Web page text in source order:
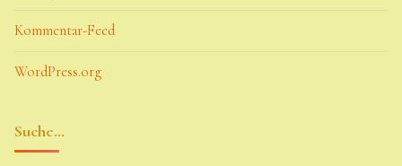
Kommentar-Feed
WordPress.org
Suche…